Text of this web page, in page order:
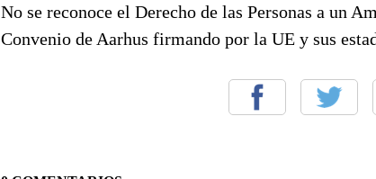
No se reconoce el Derecho de las Personas a un
Convenio de Aarhus firmando por la UE y sus